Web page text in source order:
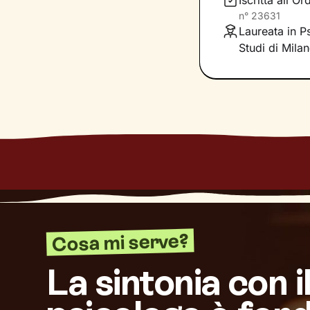
Questo ti
individuare
n° 23631
Laureata in
Studi di
Cosa mi serve?
La sintonia con